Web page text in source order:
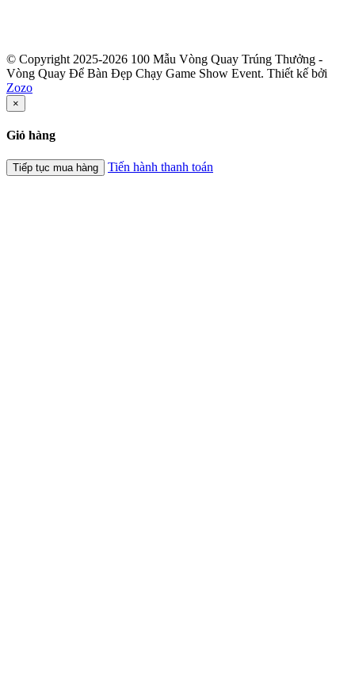
© Copyright 2025-2026 100 Mẫu Vòng Quay Trúng Thưởng -
Vòng Quay Để Bàn Đẹp Chạy Game Show Event. Thiết kế bởi
Zozo
×
Giỏ hàng
Tiếp tục mua hàng Tiến hành thanh toán